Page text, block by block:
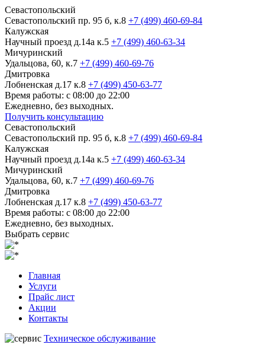
Севастопольский
Севастопольский пр. 95 б, к.8 +7 (499) 460-69-84
Калужская
Научный проезд д.14а к.5 +7 (499) 460-63-34
Мичуринский
Удальцова, 60, к.7 +7 (499) 460-69-76
Дмитровка
Лобненская д.17 к.8 +7 (499) 450-63-77
Время работы: с 08:00 до 22:00
Ежедневно, без выходных.
Получить консультацию
Севастопольский
Севастопольский пр. 95 б, к.8 +7 (499) 460-69-84
Калужская
Научный проезд д.14а к.5 +7 (499) 460-63-34
Мичуринский
Удальцова, 60, к.7 +7 (499) 460-69-76
Дмитровка
Лобненская д.17 к.8 +7 (499) 450-63-77
Время работы: с 08:00 до 22:00
Ежедневно, без выходных.
Выбрать сервис
Главная
Услуги
Прайс лист
Акции
Контакты
Техническое обслуживание